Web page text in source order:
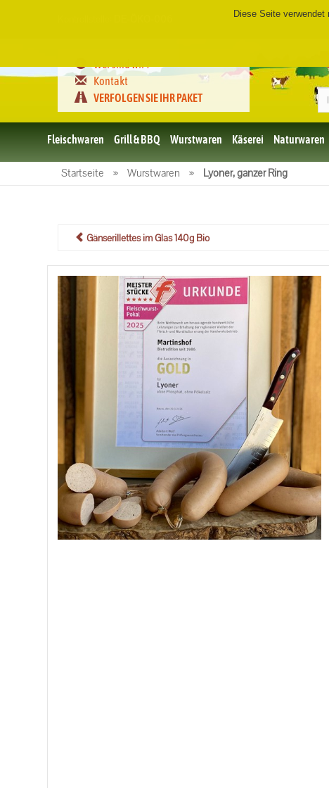
Wer sind wir ?
Kontakt
VERFOLGEN SIE IHR PAKET
Fleischwaren
Bio
Schweinefleisch
Grill & BBQ Wurstwaren Käserei Naturwaren
Startseite » Wurstwaren » Lyoner, ganzer Ring
Gänserillettes im Glas 140g Bio
Diese Seite